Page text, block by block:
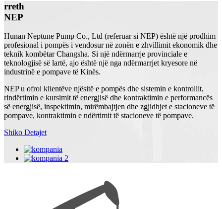
rreth
NEP
Hunan Neptune Pump Co., Ltd (referuar si NEP) është një prodhim
profesional i pompës i vendosur në zonën e zhvillimit ekonomik dhe
teknik kombëtar Changsha. Si një ndërmarrje provinciale e
teknologjisë së lartë, ajo është një nga ndërmarrjet kryesore në
industrinë e pompave të Kinës.
NEP u ofroi klientëve njësitë e pompës dhe sistemin e kontrollit,
rindërtimin e kursimit të energjisë dhe kontraktimin e performancës
së energjisë, inspektimin, mirëmbajtjen dhe zgjidhjet e stacioneve të
pompave, kontraktimin e ndërtimit të stacioneve të pompave.
Shiko Detajet